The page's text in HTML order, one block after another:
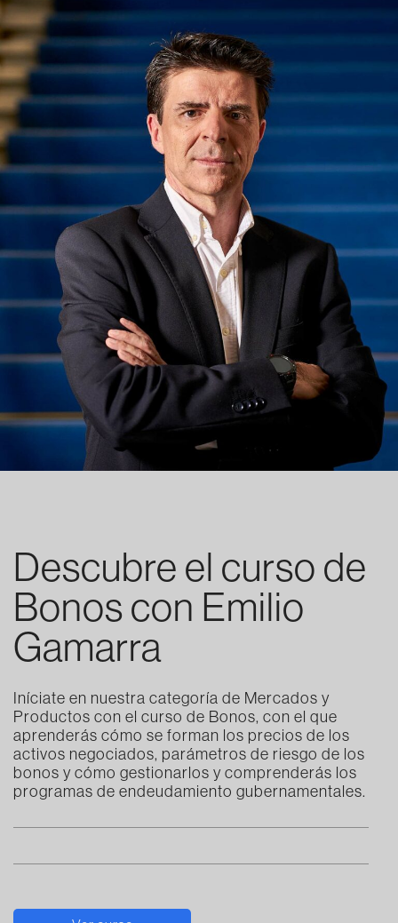
Descubre el curso de
Bonos con Emilio
Gamarra
Iníciate en nuestra categoría de Mercados y
Productos con el curso de Bonos, con el que
aprenderás cómo se forman los precios de los
activos negociados, parámetros de riesgo de los
bonos y cómo gestionarlos y comprenderás los
programas de endeudamiento gubernamentales.